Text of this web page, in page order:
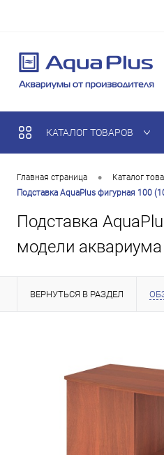
КАТАЛОГ ТОВАРОВ
Главная страница • Каталог
Подставка AquaPlus фигурная 100
Подставка
модели
ВЕРНУТЬСЯ В РАЗДЕЛ